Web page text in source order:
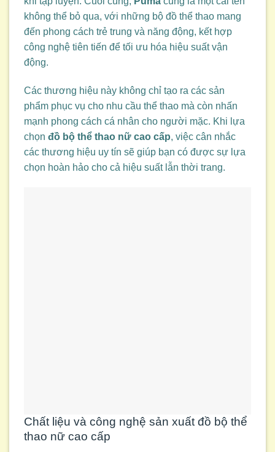
không thể bỏ qua, với những bộ đồ thể thao mang
đến phong cách trẻ trung và năng động, kết hợp
công nghệ tiên tiến để tối ưu hóa hiệu suất vận
động.
Các thương hiệu này không chỉ tạo ra các sản
phẩm phục vụ cho nhu cầu thể thao mà còn nhấn
mạnh phong cách cá nhân cho người mặc. Khi lựa
chọn đồ bộ thể thao nữ cao cấp, việc cân nhắc
các thương hiệu uy tín sẽ giúp bạn có được sự lựa
chọn hoàn hảo cho cả hiệu suất lẫn thời trang.
Chất liệu và công nghệ sản xuất đồ bộ thể
thao nữ cao cấp